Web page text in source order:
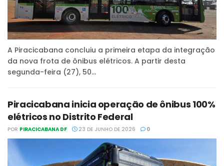
A Piracicabana concluiu a primeira etapa da integração
da nova frota de ônibus elétricos. A partir desta
segunda-feira (27), 50...
Piracicabana inicia operação de ônibus 100%
elétricos no Distrito Federal
POR PIRACICABANA DF 23 DE JUNHO DE 2026 0